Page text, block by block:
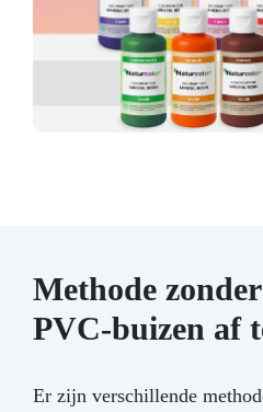
Methode
PVC-buizen af
Er zijn verschillende